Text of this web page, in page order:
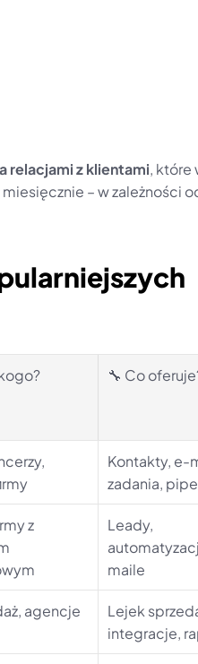
relacjami z klientami, które
– w zależności
🔧 Co
Kontakty, e-
zadania,
z
Leady,
maile
agencje
Lejek
integracje,